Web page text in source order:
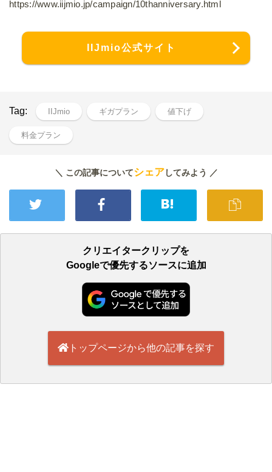
https://www.iijmio.jp/campaign/10thanniversary.html
IIJmio公式サイト
Tag: IIJmio ギガプラン 値下げ
料金プラン
＼ この記事についてシェアしてみよう ／
クリエイタークリップを
Googleで優先するソースに追加
トップページから他の記事を探す